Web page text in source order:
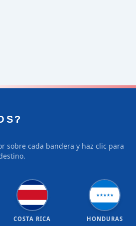
sobre cada bandera y haz clic para
COSTA RICA
★★★★★
HONDURAS